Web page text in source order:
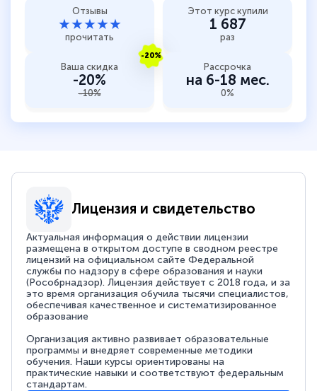
Отзывы
★★★★★
прочитать
Этот курс купили
1 687
раз
-20%
Ваша скидка
-20%
-10%
Рассрочка
на 6-18 мес.
0%
Лицензия и свидетельство
Актуальная информация о действии лицензии
размещена в открытом доступе в сводном реестре
лицензий на официальном сайте Федеральной
службы по надзору в сфере образования и науки
(Рособрнадзор). Лицензия действует с 2018 года, и за
это время организация обучила тысячи специалистов,
обеспечивая качественное и систематизированное
образование
Организация активно развивает образовательные
программы и внедряет современные методики
обучения. Наши курсы ориентированы на
практические навыки и соответствуют федеральным
стандартам.